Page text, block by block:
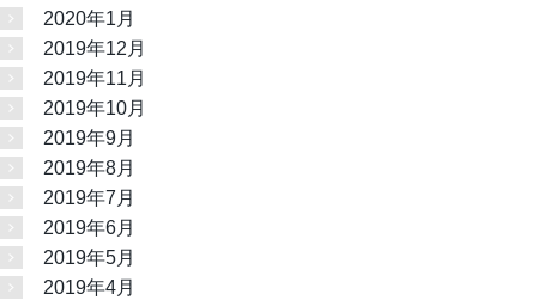
2020年1月
2019年12月
2019年11月
2019年10月
2019年9月
2019年8月
2019年7月
2019年6月
2019年5月
2019年4月